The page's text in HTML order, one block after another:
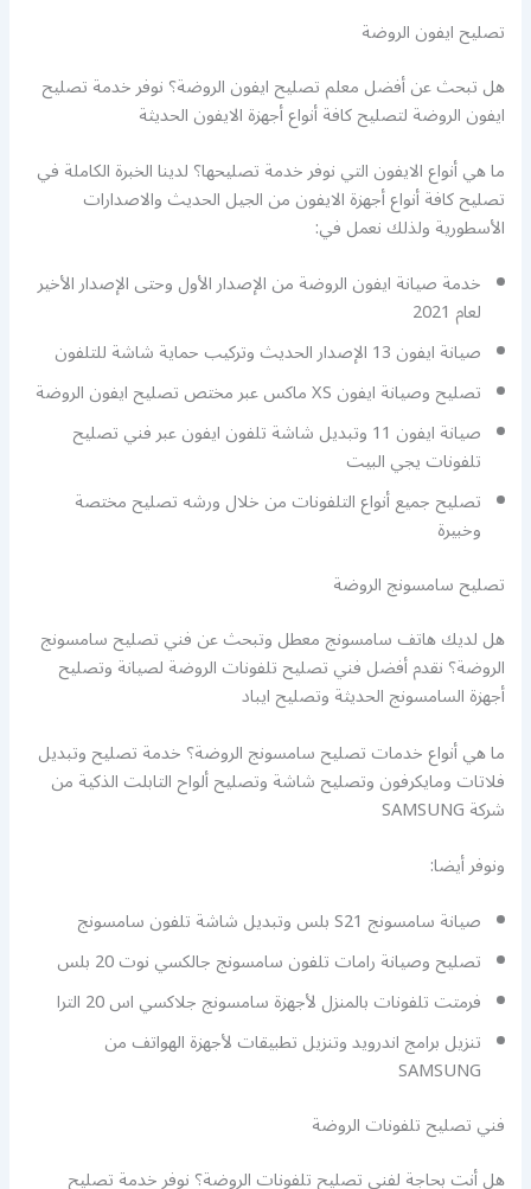
تصليح ايفون الروضة
هل تبحث عن أفضل معلم تصليح ايفون الروضة؟ نوفر خدمة تصليح
ايفون الروضة لتصليح كافة أنواع أجهزة الايفون الحديثة
ما هي أنواع الايفون التي نوفر خدمة تصليحها؟ لدينا الخبرة الكاملة في
تصليح كافة أنواع أجهزة الايفون من الجيل الحديث والاصدارات
الأسطورية ولذلك نعمل في:
خدمة صيانة ايفون الروضة من الإصدار الأول وحتى الإصدار الأخير
لعام 2021
صيانة ايفون 13 الإصدار الحديث وتركيب حماية شاشة للتلفون
تصليح وصيانة ايفون XS ماكس عبر مختص تصليح ايفون الروضة
صيانة ايفون 11 وتبديل شاشة تلفون ايفون عبر فني تصليح
تلفونات يجي البيت
تصليح جميع أنواع التلفونات من خلال ورشه تصليح مختصة
وخبيرة
تصليح سامسونج الروضة
هل لديك هاتف سامسونج معطل وتبحث عن فني تصليح سامسونج
الروضة؟ نقدم أفضل فني تصليح تلفونات الروضة لصيانة وتصليح
أجهزة السامسونج الحديثة وتصليح ايباد
ما هي أنواع خدمات تصليح سامسونج الروضة؟ خدمة تصليح وتبديل
فلاتات ومايكرفون وتصليح شاشة وتصليح ألواح التابلت الذكية من
شركة SAMSUNG
ونوفر أيضا:
صيانة سامسونج S21 بلس وتبديل شاشة تلفون سامسونج
تصليح وصيانة رامات تلفون سامسونج جالكسي نوت 20 بلس
فرمتت تلفونات بالمنزل لأجهزة سامسونج جلاكسي اس 20 الترا
تنزيل برامج اندرويد وتنزيل تطبيقات لأجهزة الهواتف من
SAMSUNG
فني تصليح تلفونات الروضة
هل أنت بحاجة لفني تصليح تلفونات الروضة؟ نوفر خدمة تصليح